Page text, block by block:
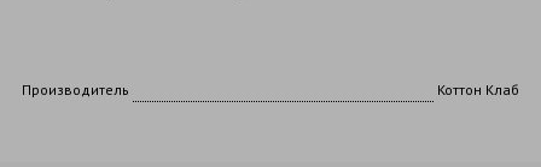
Производитель Коттон Клаб